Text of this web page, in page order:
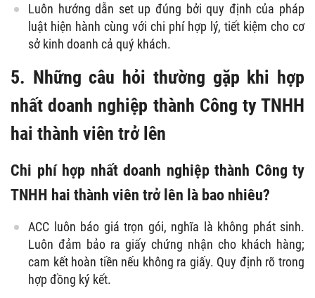
Luôn hướng dẫn set up đúng bởi quy định của pháp
luật hiện hành cùng với chi phí hợp lý, tiết kiệm cho cơ
sở kinh doanh cả quý khách.
5. Những câu hỏi thường gặp khi hợp
nhất doanh nghiệp thành Công ty TNHH
hai thành viên trở lên
Chi phí hợp nhất doanh nghiệp thành Công ty
TNHH hai thành viên trở lên là bao nhiêu?
ACC luôn báo giá trọn gói, nghĩa là không phát sinh.
Luôn đảm bảo ra giấy chứng nhận cho khách hàng;
cam kết hoàn tiền nếu không ra giấy. Quy định rõ trong
hợp đồng ký kết.